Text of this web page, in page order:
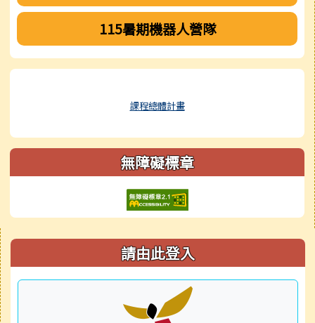
115暑期機器人營隊
課程總體計畫
無障礙標章
右邊區域內容 請由此登入